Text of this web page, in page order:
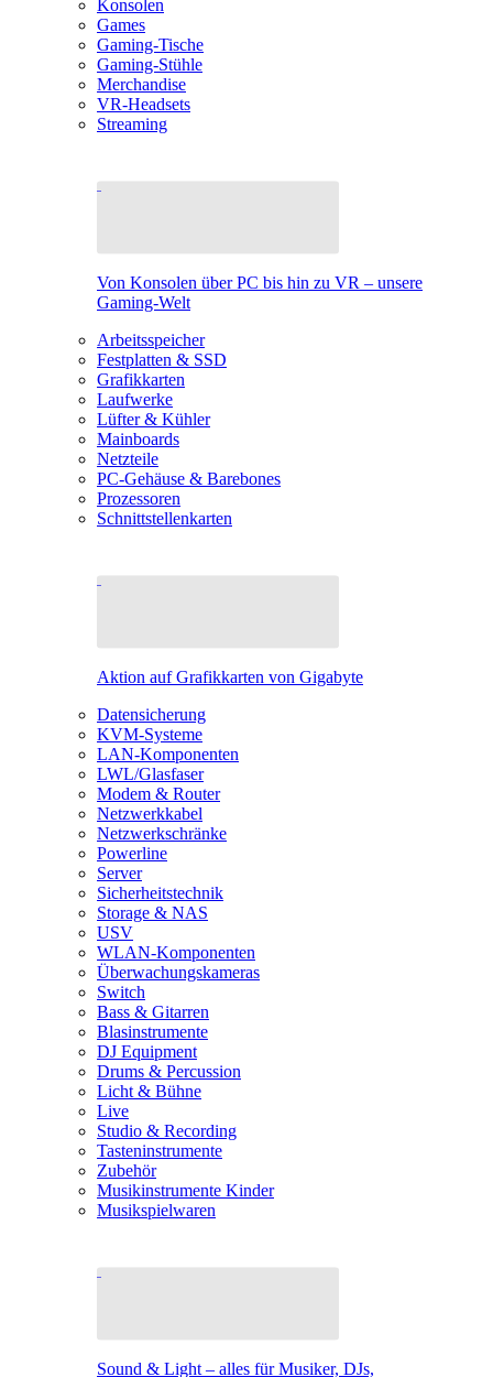
Konsolen
Games
Gaming-Tische
Gaming-Stühle
Merchandise
VR-Headsets
Streaming
Von Konsolen über PC bis hin zu VR – unsere
Gaming-Welt
Arbeitsspeicher
Festplatten & SSD
Grafikkarten
Laufwerke
Lüfter & Kühler
Mainboards
Netzteile
PC-Gehäuse & Barebones
Prozessoren
Schnittstellenkarten
Aktion auf Grafikkarten von Gigabyte
Datensicherung
KVM-Systeme
LAN-Komponenten
LWL/Glasfaser
Modem & Router
Netzwerkkabel
Netzwerkschränke
Powerline
Server
Sicherheitstechnik
Storage & NAS
USV
WLAN-Komponenten
Überwachungskameras
Switch
Bass & Gitarren
Blasinstrumente
DJ Equipment
Drums & Percussion
Licht & Bühne
Live
Studio & Recording
Tasteninstrumente
Zubehör
Musikinstrumente Kinder
Musikspielwaren
Sound & Light – alles für Musiker, DJs,